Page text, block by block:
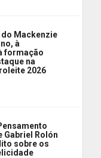
Mackenzie
à
formação
na
2026
Gabriel Rolón
sobre os